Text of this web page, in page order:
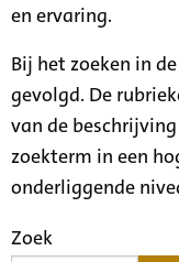
en ervaring.
Bij het zoeken in
gevolgd. De
van de
zoekterm in een
onderliggende
Zoek